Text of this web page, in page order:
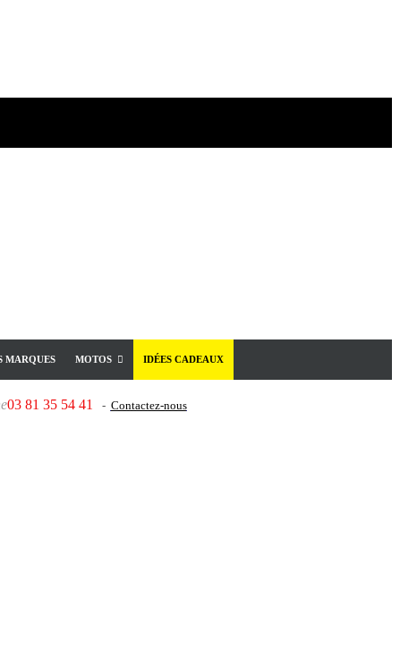
MARQUES MOTOS IDÉES CADEAUX
03 81 35 54 41 - Contactez-nous